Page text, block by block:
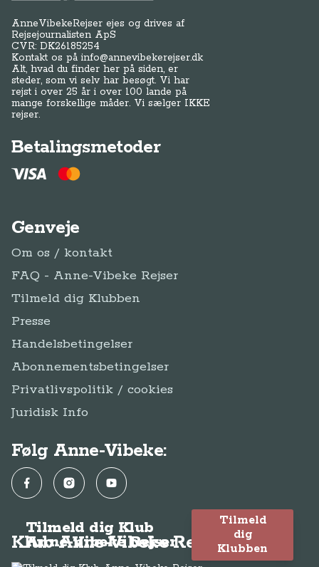
AnneVibekeRejser ejes og drives af
Rejsejournalisten ApS
CVR: DK26185254
Kontakt os påinfo@annevibekerejser.dk
Alt, hvad du finder her på siden, er
steder, som vi selv har besøgt. Vi har
rejst i over 25 år i over 100 lande på
mange forskellige måder. Vi sælger IKKE
rejser.
Betalingsmetoder
Genveje
Om os / kontakt
FAQ - Anne-Vibeke Rejser
Tilmeld dig Klubben
Presse
Handelsbetingelser
Abonnementsbetingelser
Privatlivspolitik / cookies
Juridisk Info
Følg Anne-Vibeke:
FacebookInstagramYouTube
Klub Anne-Vibeke Rejser
Tilmeld dig Klub
Anne-Vibeke Rejser
Tilmeld
dig
Klubben